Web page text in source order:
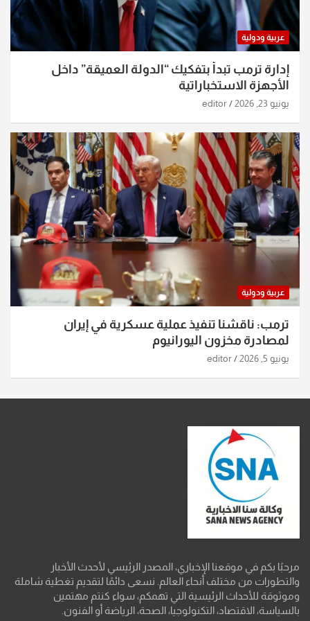
عربية ودولية
إدارة ترمب تبدأ بتفكيك “الدولة العميقة” داخل
الأجهزة الاستخباراتية
يونيو 23, 2026 editor
عربية ودولية
ترمب: ناقشنا تنفيذ عملية عسكرية في إيران
لمصادرة مخزون اليورانيوم
يونيو 5, 2026 editor
مرحبًا بكم في موقعنا الإخباري، المصدر الرئيسي لأحدث الأخبار
والتطورات من مختلف أنحاء العالم. نسعى دائمًا لتقديم تغطية شاملة
وموثوقة للأحداث الرئيسية التي تهمكم، سواء كنتم مهتمين
بالسياسة، الاقتصاد، التكنولوجيا، الصحة، الرياضة أو الفنون.